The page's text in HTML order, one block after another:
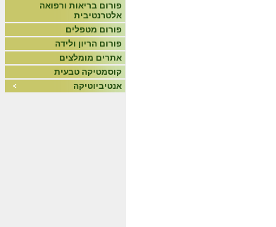
פורום בריאות ורפואה
אלטרנטיבית
פורום מטפלים
פורום הריון ולידה
אתרים מומלצים
קוסמטיקה טבעית
אנטיביוטיקה